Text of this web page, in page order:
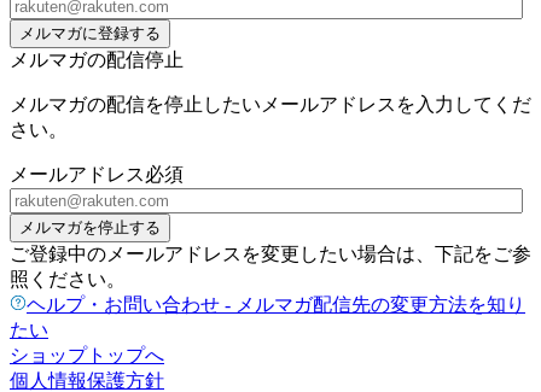
メルマガに登録する
メルマガの配信停止
メルマガの配信を停止したいメールアドレスを入力してくだ
さい。
メールアドレス必須
メルマガを停止する
ご登録中のメールアドレスを変更したい場合は、下記をご参
照ください。
ヘルプ・お問い合わせ - メルマガ配信先の変更方法を知り
たい
ショップトップへ
個人情報保護方針